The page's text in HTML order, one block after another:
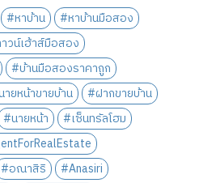
#หาบ้าน
#หาบ้านมือสอง
วน์เฮ้าส์มือสอง
#บ้านมือสองราคาถูก
ยหน้าขายบ้าน
#ฝากขายบ้าน
#นายหน้า
#เซ็นทรัลโฮม
#อณาสิริ
#Anasiri